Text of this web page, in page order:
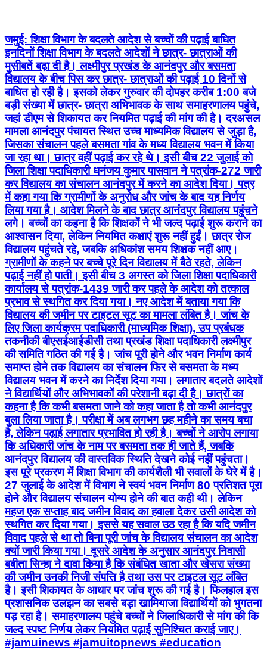
जमुई: शिक्षा विभाग के बदलते आदेश से बच्चों की पढ़ाई बाधित
इनदिनों शिक्षा विभाग के बदलते आदेशों ने छात्र- छात्राओं की
मुसीबतें बढ़ा दी है। लक्ष्मीपुर प्रखंड के आनंदपुर और बसमता
विद्यालय के बीच पिस कर छात्र- छात्राओं की पढ़ाई 10 दिनों से
बाधित हो रही है। इसको लेकर गुरुवार की दोपहर करीब 1:00 बजे
बड़ी संख्या में छात्र- छात्रा अभिभावक के साथ समाहरणालय पहुंचे,
जहां डीएम से शिकायत कर नियमित पढ़ाई की मांग की है। दरअसल
मामला आनंदपुर पंचायत स्थित उच्च माध्यमिक विद्यालय से जुड़ा है,
जिसका संचालन पहले बसमता गांव के मध्य विद्यालय भवन में किया
जा रहा था। छात्र वहीं पढ़ाई कर रहे थे। इसी बीच 22 जुलाई को
जिला शिक्षा पदाधिकारी धनंजय कुमार पासवान ने पत्रांक-272 जारी
कर विद्यालय का संचालन आनंदपुर में करने का आदेश दिया। पत्र
में कहा गया कि ग्रामीणों के अनुरोध और जांच के बाद यह निर्णय
लिया गया है। आदेश मिलने के बाद छात्र आनंदपुर विद्यालय पहुंचने
लगे। बच्चों का कहना है कि शिक्षकों ने भी जल्द पढ़ाई शुरू कराने का
आश्वासन दिया, लेकिन नियमित कक्षाएं शुरू नहीं हुईं। छात्र रोज
विद्यालय पहुंचते रहे, जबकि अधिकांश समय शिक्षक नहीं आए।
ग्रामीणों के कहने पर बच्चे पूरे दिन विद्यालय में बैठे रहते, लेकिन
पढ़ाई नहीं हो पाती। इसी बीच 3 अगस्त को जिला शिक्षा पदाधिकारी
कार्यालय से पत्रांक-1439 जारी कर पहले के आदेश को तत्काल
प्रभाव से स्थगित कर दिया गया। नए आदेश में बताया गया कि
विद्यालय की जमीन पर टाइटल सूट का मामला लंबित है। जांच के
लिए जिला कार्यक्रम पदाधिकारी (माध्यमिक शिक्षा), उप प्रबंधक
तकनीकी बीएसईआईडीसी तथा प्रखंड शिक्षा पदाधिकारी लक्ष्मीपुर
की समिति गठित की गई है। जांच पूरी होने और भवन निर्माण कार्य
समाप्त होने तक विद्यालय का संचालन फिर से बसमता के मध्य
विद्यालय भवन में करने का निर्देश दिया गया। लगातार बदलते आदेशों
ने विद्यार्थियों और अभिभावकों की परेशानी बढ़ा दी है। छात्रों का
कहना है कि कभी बसमता जाने को कहा जाता है तो कभी आनंदपुर
बुला लिया जाता है। परीक्षा में अब लगभग छह महीने का समय बचा
है, लेकिन पढ़ाई लगातार प्रभावित हो रही है। बच्चों ने आरोप लगाया
कि अधिकारी जांच के नाम पर बसमता तक ही जाते हैं, जबकि
आनंदपुर विद्यालय की वास्तविक स्थिति देखने कोई नहीं पहुंचता।
इस पूरे प्रकरण में शिक्षा विभाग की कार्यशैली भी सवालों के घेरे में है।
27 जुलाई के आदेश में विभाग ने स्वयं भवन निर्माण 80 प्रतिशत पूरा
होने और विद्यालय संचालन योग्य होने की बात कही थी। लेकिन
महज एक सप्ताह बाद जमीन विवाद का हवाला देकर उसी आदेश को
स्थगित कर दिया गया। इससे यह सवाल उठ रहा है कि यदि जमीन
विवाद पहले से था तो बिना पूरी जांच के विद्यालय संचालन का आदेश
क्यों जारी किया गया। दूसरे आदेश के अनुसार आनंदपुर निवासी
बबीता सिन्हा ने दावा किया है कि संबंधित खाता और खेसरा संख्या
की जमीन उनकी निजी संपत्ति है तथा उस पर टाइटल सूट लंबित
है। इसी शिकायत के आधार पर जांच शुरू की गई है। फिलहाल इस
प्रशासनिक उलझन का सबसे बड़ा खामियाजा विद्यार्थियों को भुगतना
पड़ रहा है। समाहरणालय पहुंचे बच्चों ने जिलाधिकारी से मांग की कि
जल्द स्पष्ट निर्णय लेकर नियमित पढ़ाई सुनिश्चित कराई जाए।
#jamuinews #jamuitopnews #education